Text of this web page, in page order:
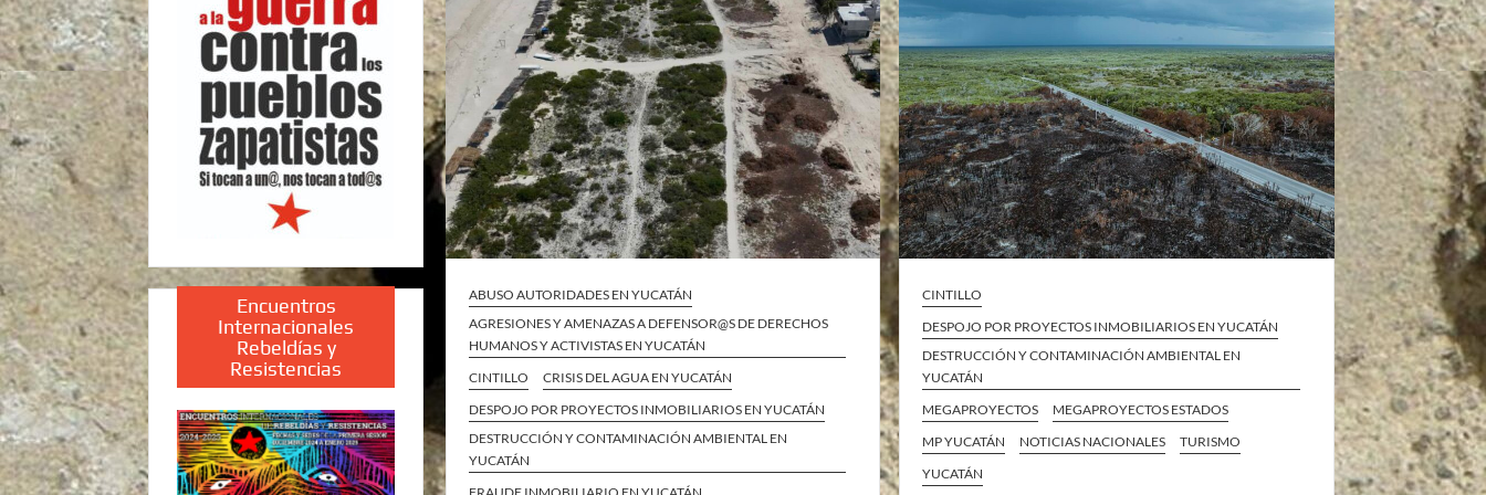
ABUSO AUTORIDADES EN YUCATÁN
AGRESIONES Y AMENAZAS A DEFENSOR@S DE DERECHOS
HUMANOS Y ACTIVISTAS EN YUCATÁN
CINTILLO
CRISIS DEL AGUA EN YUCATÁN
DESPOJO POR PROYECTOS INMOBILIARIOS EN YUCATÁN
DESTRUCCIÓN Y CONTAMINACIÓN AMBIENTAL EN
YUCATÁN
CINTILLO
DESPOJO POR PROYECTOS INMOBILIARIOS EN YUCATÁN
DESTRUCCIÓN Y CONTAMINACIÓN AMBIENTAL EN
YUCATÁN
MEGAPROYECTOS
MEGAPROYECTOS ESTADOS
MP YUCATÁN
NOTICIAS NACIONALES
TURISMO
YUCATÁN
Encuentros
Internacionales
Rebeldías y
Resistencias